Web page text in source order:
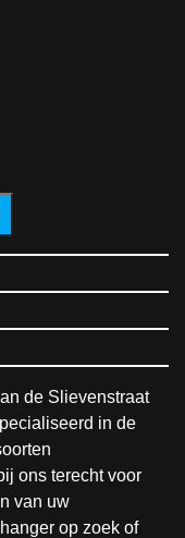
de Slievenstraat
in de
ons terecht voor
van uw
op zoek of